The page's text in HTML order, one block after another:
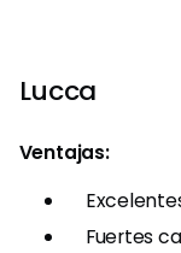
Lucca
Ventajas:
Fuertes